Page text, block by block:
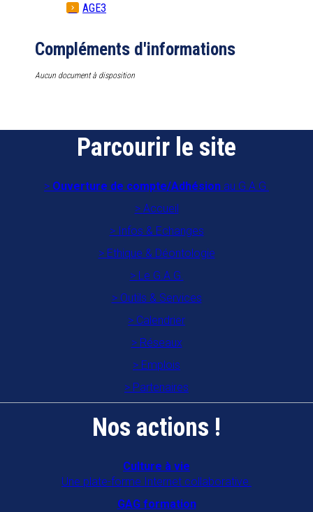
AGE3
Compléments d'informations
Aucun document à disposition
Parcourir le site
Ouverture de compte/Adhésion au G.A.G.
Accueil
Infos & Echanges
Ethique & Déontologie
Le G.A.G.
Outils & Services
Calendrier
Réseaux
Emplois
Partenaires
Nos actions !
Culture à vie
Une plate-forme Internet collaborative.
GAG formation